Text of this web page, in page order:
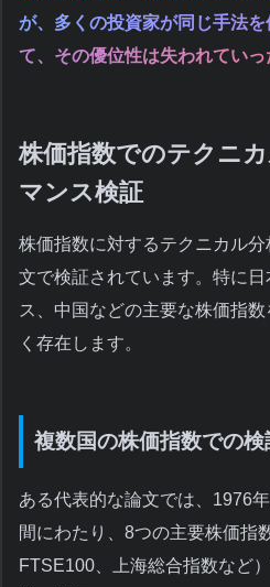
が、多くの投資家が同じ手法
て、その優位性は失われていっ
株価指数でのテクニ
マンス検証
株価指数に対するテクニカル
文で検証されています。特に
ス、中国などの主要な株価指
く存在します。
複数国の株価指数での検
ある代表的な論文では、1976
間にわたり、8つの主要株価指
FTSE100、上海総合指数など